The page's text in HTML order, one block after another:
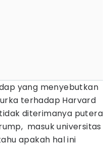
yang menyebutkan
terhadap Harvard
diterimanya putera
masuk universitas
apakah hal ini